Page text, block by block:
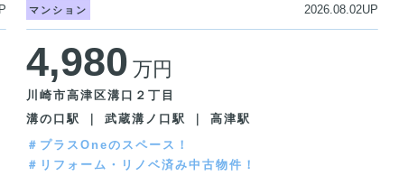
マンション 2026.08.02UP
4,980 万円
川崎市高津区溝口２丁目
溝の口駅 ｜ 武蔵溝ノ口駅 ｜ 高津駅
＃プラスOneのスペース！
＃リフォーム・リノベ済み中古物件！